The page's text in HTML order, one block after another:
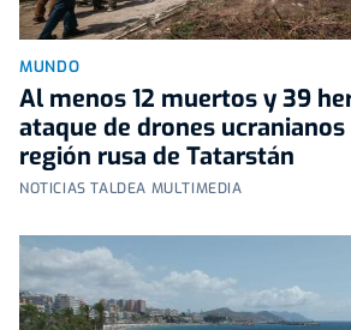
MUNDO
Al menos 12 muertos y 39
ataque de drones
región rusa de Tatarstán
NOTICIAS TALDEA MULTIMEDIA